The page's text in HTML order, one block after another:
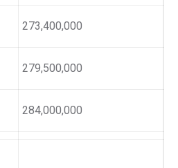
273,400,000
279,500,000
284,000,000